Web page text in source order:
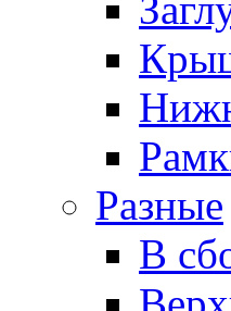
Разные
В